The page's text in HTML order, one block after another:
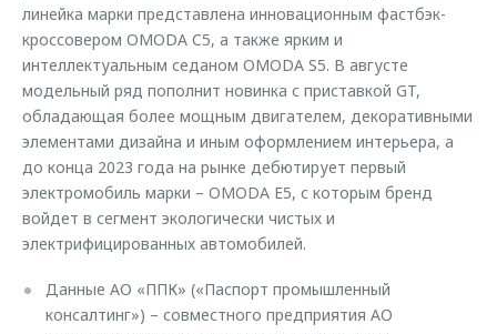
линейка марки представлена инновационным фастбэк-
кроссовером OMODA C5, а также ярким и
интеллектуальным седаном OMODA S5. В августе
модельный ряд пополнит новинка с приставкой GT,
обладающая более мощным двигателем, декоративными
элементами дизайна и иным оформлением интерьера, а
до конца 2023 года на рынке дебютирует первый
электромобиль марки – OMODA E5, с которым бренд
войдет в сегмент экологически чистых и
электрифицированных автомобилей.
Данные АО «ППК» («Паспорт промышленный
консалтинг») – совместного предприятия АО